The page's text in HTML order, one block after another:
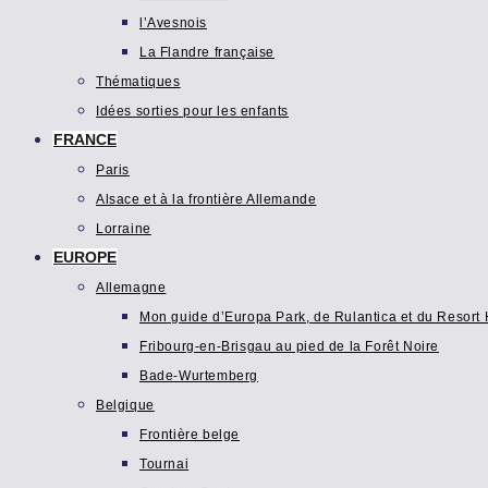
l’Avesnois
La Flandre française
Thématiques
Idées sorties pour les enfants
FRANCE
Paris
Alsace et à la frontière Allemande
Lorraine
EUROPE
Allemagne
Mon guide d’Europa Park, de Rulantica et du Resort
Fribourg-en-Brisgau au pied de la Forêt Noire
Bade-Wurtemberg
Belgique
Frontière belge
Tournai